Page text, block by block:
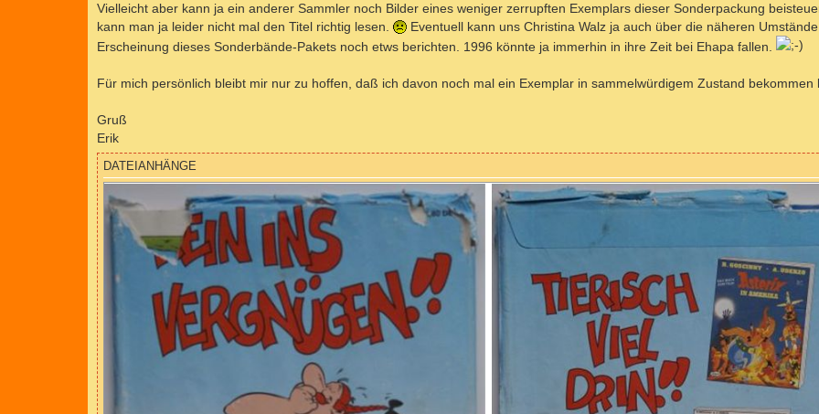
Vielleicht aber kann ja ein anderer Sammler noch Bilder eines weniger zerrupften Exemplars dieser Sonderpackung
kann man ja leider nicht mal den Titel richtig lesen.
Eventuell kann uns Christina Walz ja auch über die näheren
Erscheinung dieses Sonderbände-Pakets noch etws berichten. 1996 könnte ja immerhin in ihre Zeit bei Ehapa fallen.
Für mich persönlich bleibt mir nur zu hoffen, daß ich davon noch mal ein Exemplar in sammelwürdigem Zustand bekommen
Gruß
Erik
DATEIANHÄNGE